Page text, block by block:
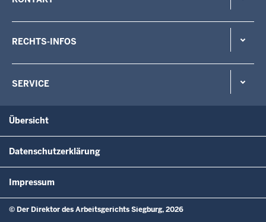
RECHTS-INFOS
SERVICE
Übersicht
Datenschutzerklärung
Impressum
© Der Direktor des Arbeitsgerichts Siegburg, 2026